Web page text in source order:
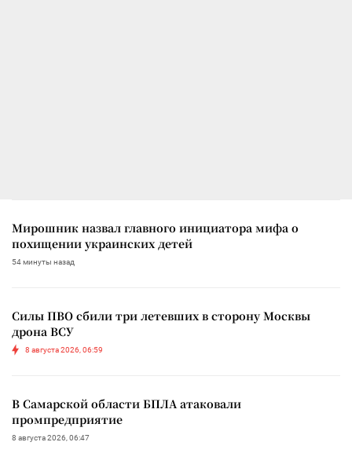
Мирошник назвал главного инициатора мифа о
похищении украинских детей
54 минуты назад
Силы ПВО сбили три летевших в сторону Москвы
дрона ВСУ
8 августа 2026, 06:59
В Самарской области БПЛА атаковали
промпредприятие
8 августа 2026, 06:47